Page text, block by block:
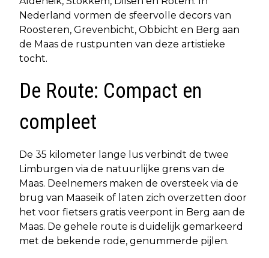
Nederland vormen de sfeervolle decors van
Roosteren, Grevenbicht, Obbicht en Berg aan
de Maas de rustpunten van deze artistieke
tocht.
De Route: Compact en
compleet
De 35 kilometer lange lus verbindt de twee
Limburgen via de natuurlijke grens van de
Maas. Deelnemers maken de oversteek via de
brug van Maaseik of laten zich overzetten door
het voor fietsers gratis veerpont in Berg aan de
Maas. De gehele route is duidelijk gemarkeerd
met de bekende rode, genummerde pijlen.